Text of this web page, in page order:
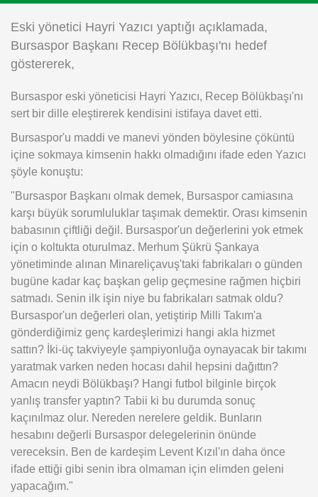
Instagram
Android
iOS
Eski yönetici Hayri Yazıcı yaptığı açıklamada,
Bursaspor Başkanı Recep Bölükbaşı'nı hedef
göstererek,
Bursaspor eski yöneticisi Hayri Yazıcı, Recep Bölükbaşı'nı
sert bir dille eleştirerek kendisini istifaya davet etti.
Bursaspor'u maddi ve manevi yönden böylesine çöküntü
içine sokmaya kimsenin hakkı olmadığını ifade eden Yazıcı
şöyle konuştu:
"Bursaspor Başkanı olmak demek, Bursaspor camiasına
karşı büyük sorumluluklar taşımak demektir. Orası kimsenin
babasının çiftliği değil. Bursaspor'un değerlerini yok etmek
için o koltukta oturulmaz. Merhum Şükrü Şankaya
yönetiminde alınan Minareliçavuş'taki fabrikaları o günden
bugüne kadar kaç başkan gelip geçmesine rağmen hiçbiri
satmadı. Senin ilk işin niye bu fabrikaları satmak oldu?
Bursaspor'un değerleri olan, yetiştirip Milli Takım'a
gönderdiğimiz genç kardeşlerimizi hangi akla hizmet
sattın? İki-üç takviyeyle şampiyonluğa oynayacak bir takımı
yaratmak varken neden hocası dahil hepsini dağıttın?
Amacın neydi Bölükbaşı? Hangi futbol bilginle birçok
yanlış transfer yaptın? Tabii ki bu durumda sonuç
kaçınılmaz olur. Nereden nerelere geldik. Bunların
hesabını değerli Bursaspor delegelerinin önünde
vereceksin. Ben de kardeşim Levent Kızıl'ın daha önce
ifade ettiği gibi senin ibra olmaman için elimden geleni
yapacağım."